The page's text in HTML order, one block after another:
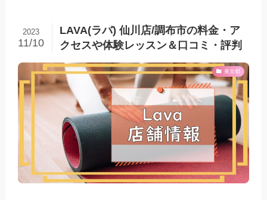
LAVA(ラバ) 仙川店/調布市の料金・ア
クセスや体験レッスン＆口コミ・評判
2023
11/10
東京都